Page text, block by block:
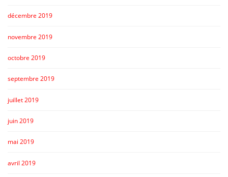
décembre 2019
novembre 2019
octobre 2019
septembre 2019
juillet 2019
juin 2019
mai 2019
avril 2019